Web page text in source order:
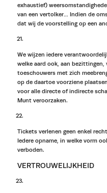
exhaustief)
van een vertolker… Indien de
dat wij de voorstelling op een
We wijzen iedere
welke aard ook, aan
toeschouwers met zich
op de daartoe voorziene
voor alle directe of indirecte
Munt veroorzaken.
Tickets verlenen geen enkel
Iedere opname, in welke vorm
verboden.
VERTROUWELIJKHEID